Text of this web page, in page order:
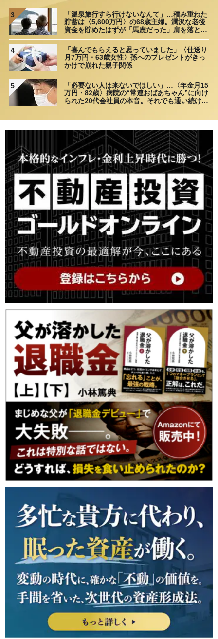
3
「温泉旅行すら行けないなんて」…積み重ねた
貯蓄は〈5,600万円〉の68歳主婦。潤沢な老後
資金を貯めたはずが「馬鹿だった」肩を落とす
4
「喜んでもらえると思っていました」〈仕送り
月7万円・63歳女性〉孫へのプレゼントがきっ
かけで崩れた親子関係
5
「必要ない人は来ないでほしい」…〈年金月15
万円・82歳〉病院の“常連おばあちゃん”に向け
られた20代会社員の本音。それでも通い続ける